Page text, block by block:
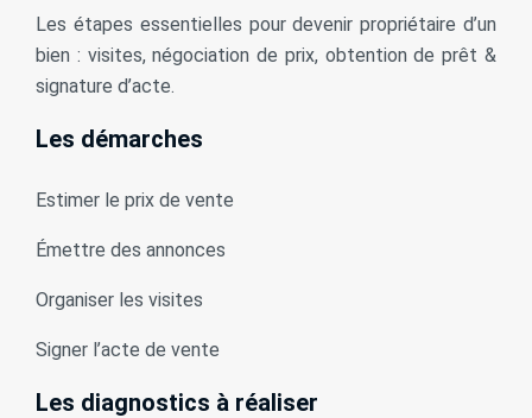
Les étapes essentielles pour devenir propriétaire d’un
bien : visites, négociation de prix, obtention de prêt &
signature d’acte.
Les démarches
Estimer le prix de vente
Émettre des annonces
Organiser les visites
Signer l’acte de vente
Les diagnostics à réaliser